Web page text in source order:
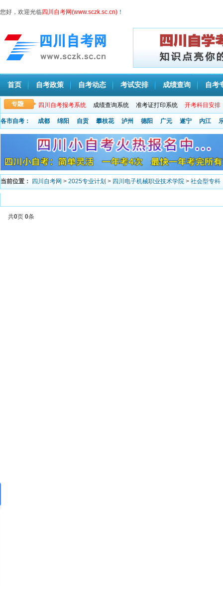
您好，欢迎光临 四川自考网(www.sczk.sc.cn) ！
首页 自考政策 自考动态 考试安排 成绩查询 自考
四川自考报考系统 成绩查询系统 准考证打印系统 开考科目安排
各市自考： 成都 绵阳 自贡 攀枝花 泸州 德阳 广元 遂宁 内江
当前位置： 四川自考网 > 2025专业计划 > 四川电子机械职业技术学院 > 社会型专科
共0页 0条